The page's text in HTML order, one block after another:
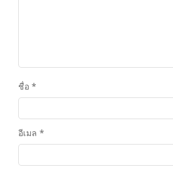
ชื่อ *
อีเมล *